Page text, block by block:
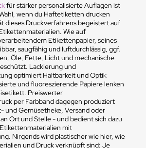
für stärker personalisierte Auflagen ist
wenn du Haftetiketten drucken
dieses Druckverfahrens begeistert auf
Wie auf
Etikettenpapier, seines
saugfähig und luftdurchlässig, ggf.
Öle, Fette, Licht und mechanische
Lackierung und
optimiert Haltbarkeit und Optik
und fluoreszierende Papiere lenken
Preiswerter
per Farbband dagegen produziert
und Gemüsetheke, Versand oder
Ort und Stelle - und bedient sich dazu
mit
Nirgends wird plastischer wie hier, wie
und Druck verknüpft sind: Je